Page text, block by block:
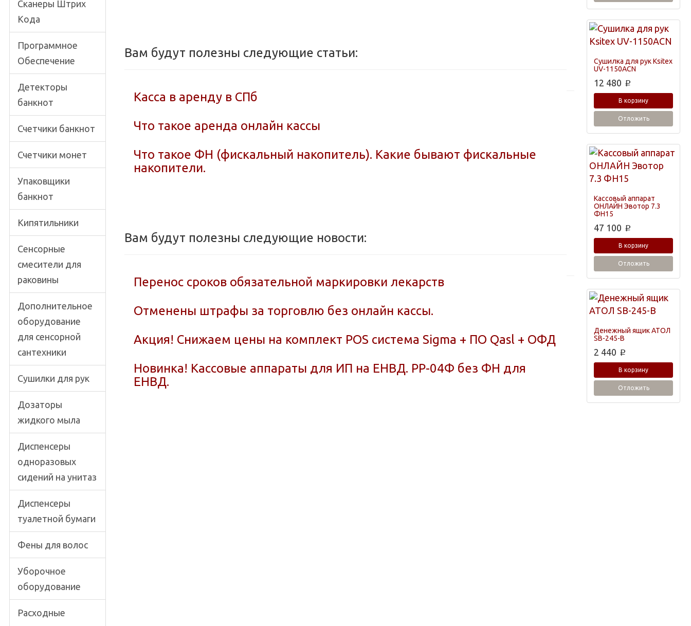
Сканеры Штрих
Кода
Программное
Обеспечение
Детекторы
банкнот
Счетчики банкнот
Счетчики монет
Упаковщики
банкнот
Кипятильники
Сенсорные
смесители для
раковины
Дополнительное
оборудование
для сенсорной
сантехники
Сушилки для рук
Дозаторы
жидкого мыла
Диспенсеры
одноразовых
сидений на унитаз
Диспенсеры
туалетной бумаги
Фены для волос
Уборочное
оборудование
Расходные
Вам будут полезны следующие статьи:
Касса в аренду в СПб
Что такое аренда онлайн кассы
Что такое ФН (фискальный накопитель). Какие бывают фискальные
накопители.
Вам будут полезны следующие новости:
Перенос сроков обязательной маркировки лекарств
Отменены штрафы за торговлю без онлайн кассы.
Акция! Снижаем цены на комплект POS система Sigma + ПО Qasl + ОФД
Новинка! Кассовые аппараты для ИП на ЕНВД. РР-04Ф без ФН для
ЕНВД.
Сушилка для рук Ksitex
UV-1150ACN
12 480 p
В корзину
Отложить
Кассовый аппарат
ОНЛАЙН Эвотор 7.3
ФН15
47 100 p
В корзину
Отложить
Денежный ящик АТОЛ
SB-245-B
2 440 p
В корзину
Отложить